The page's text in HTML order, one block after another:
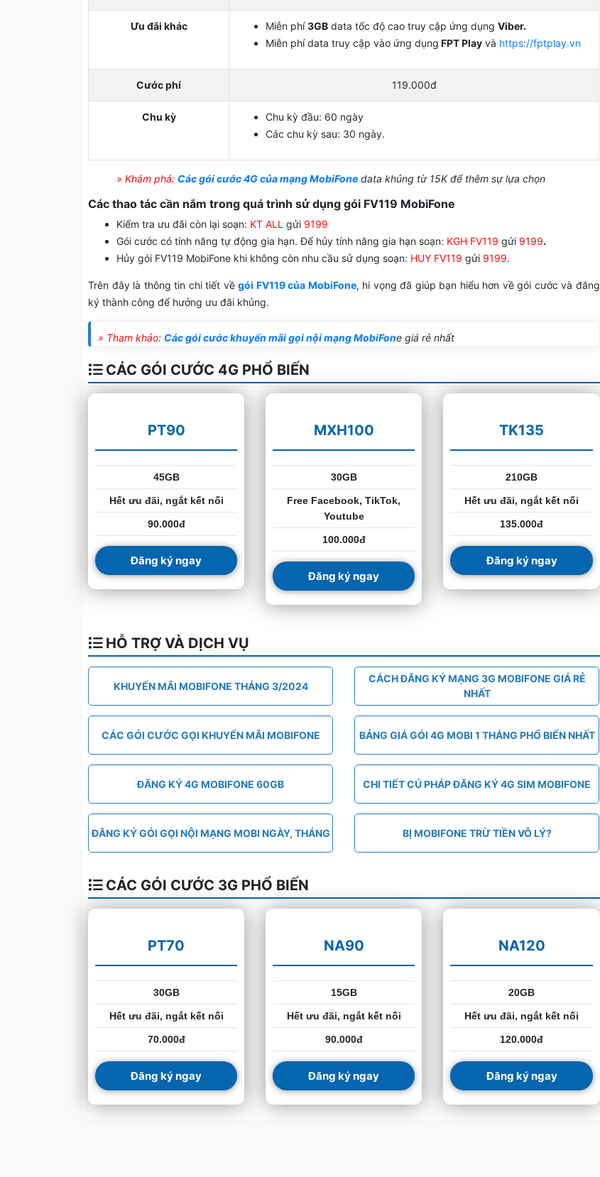
Ưu đãi khác Miễn phí3GBdata tốc độ cao truy cập ứng dụng Viber.
Miễn phí data truy cập vào ứng dụng FPT Playvà https://fptplay.vn
Cước phí 119.000đ
Chu kỳ
Chu kỳ đầu: 60 ngày
Các chu kỳ sau: 30 ngày.
» Khám phá: Các gói cước 4G của mạng MobiFone data khủng từ 15K để thêm sự lựa chọn
Các thao tác cần nắm trong quá trình sử dụng gói FV119 MobiFone
Kiểm tra ưu đãi còn lại soạn: KT ALL gửi 9199
Gói cước có tính năng tự động gia hạn. Để hủy tính năng gia hạn soạn: KGH FV119 gửi 9199.
Hủy gói FV119 MobiFone khi không còn nhu cầu sử dụng soạn: HUY FV119 gửi 9199.
Trên đây là thông tin chi tiết vềgói FV119 của MobiFone, hi vọng đã giúp bạn hiểu hơn về gói cước và đăng
ký thành công để hưởng ưu đãi khủng.
» Tham khảo: Các gói cước khuyến mãi gọi nội mạng MobiFone giá rẻ nhất
CÁC GÓI CƯỚC 4G PHỔ BIẾN
PT90
45GB
Hết ưu đãi, ngắt kết nối
90.000đ
Đăng ký ngay
MXH100
30GB
Free Facebook, TikTok,
Youtube
100.000đ
Đăng ký ngay
TK135
210GB
Hết ưu đãi, ngắt kết nối
135.000đ
Đăng ký ngay
HỖ TRỢ VÀ DỊCH VỤ
KHUYẾN MÃI MOBIFONE THÁNG 3/2024
CÁCH ĐĂNG KÝ MẠNG 3G MOBIFONE GIÁ RẺ
NHẤT
CÁC GÓI CƯỚC GỌI KHUYẾN MÃI MOBIFONE BẢNG GIÁ GÓI 4G MOBI 1 THÁNG PHỔ BIẾN NHẤT
ĐĂNG KÝ 4G MOBIFONE 60GB CHI TIẾT CÚ PHÁP ĐĂNG KÝ 4G SIM MOBIFONE
ĐĂNG KÝ GÓI GỌI NỘI MẠNG MOBI NGÀY, THÁNG BỊ MOBIFONE TRỪ TIỀN VÔ LÝ?
CÁC GÓI CƯỚC 3G PHỔ BIẾN
PT70
30GB
Hết ưu đãi, ngắt kết nối
70.000đ
Đăng ký ngay
NA90
15GB
Hết ưu đãi, ngắt kết nối
90.000đ
Đăng ký ngay
NA120
20GB
Hết ưu đãi, ngắt kết nối
120.000đ
Đăng ký ngay